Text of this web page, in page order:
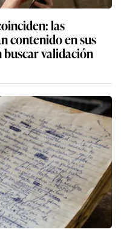
las
contenido en sus
validación